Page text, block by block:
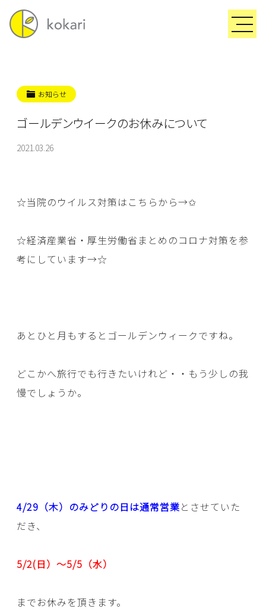
お知らせ
ゴールデンウイークのお休みについて
2021.03.26
☆当院のウイルス対策はこちらから→✩
☆経済産業省・厚生労働省まとめのコロナ対策を参
考にしています→☆
あとひと月もするとゴールデンウィークですね。
どこかへ旅行でも行きたいけれど・・もう少しの我
慢でしょうか。
4/29（木）のみどりの日は通常営業とさせていた
だき、
5/2(日）～5/5（水）
までお休みを頂きます。